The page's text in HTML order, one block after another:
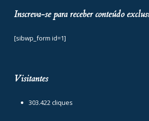
Inscreva-se para receber conteúdo
[sibwp_form id=1]
Visitantes
303.422 cliques